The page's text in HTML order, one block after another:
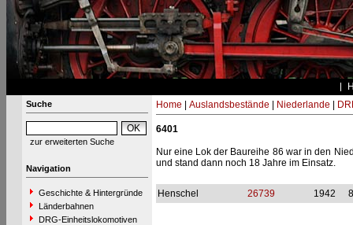
Suche
zur erweiterten Suche
Navigation
Geschichte & Hintergründe
Länderbahnen
DRG-Einheitslokomotiven
Home Auslandsbestände Niederlande
6401
Nur eine Lok der Baureihe 86 war in den
und stand dann noch 18 Jahre im Einsatz.
Henschel 26739 1942